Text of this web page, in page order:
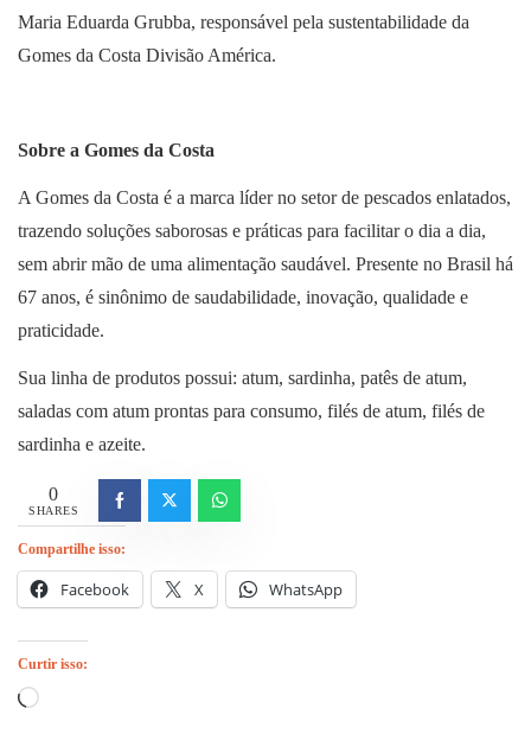
Maria Eduarda Grubba, responsável pela sustentabilidade da
Gomes da Costa Divisão América.
Sobre a Gomes da Costa
A Gomes da Costa é a marca líder no setor de pescados enlatados,
trazendo soluções saborosas e práticas para facilitar o dia a dia,
sem abrir mão de uma alimentação saudável. Presente no Brasil há
67 anos, é sinônimo de saudabilidade, inovação, qualidade e
praticidade.
Sua linha de produtos possui: atum, sardinha, patês de atum,
saladas com atum prontas para consumo, filés de atum, filés de
sardinha e azeite.
0
SHARES
Compartilhe isso:
Facebook X WhatsApp
Curtir isso:
Carregando...